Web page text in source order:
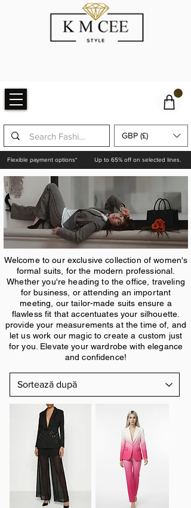
GBP (£)
Flexible payment options* Up to 65% off on selected lines.
Welcome to our exclusive collection of women's
formal suits, for the modern professional.
Whether you're heading to the office, traveling
for business, or attending an important
meeting, our tailor-made suits ensure a
flawless fit that accentuates your silhouette.
provide your measurements at the time of, and
let us work our magic to create a custom just
for you. Elevate your wardrobe with elegance
and confidence!